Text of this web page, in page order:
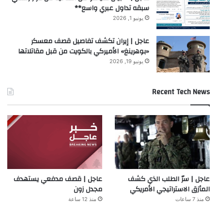
سبقه تداول عبري واسع**
يونيو 1, 2026
عاجل | إيران تكشف تفاصيل قصف معسكر
«بوهرينغ» الأميركي بالكويت من قبل مقاتلاتها
يونيو 19, 2026
Recent Tech News
عاجل | سرّ الطلب الذي كشف
المأزق الاستراتيجي الأمريكي
منذ 7 ساعات
عاجل | قصف مدفعي يستهدف
مجدل زون
منذ 12 ساعة